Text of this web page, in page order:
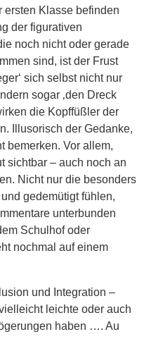
ersten Klasse befinden
der figurativen
noch nicht oder gerade
sind, ist der Frust
sich selbst nicht nur
sogar ‚den Dreck
die Kopffüßler der
Illusorisch der Gedanke,
bemerken. Vor allem,
sichtbar – auch noch an
Nicht nur die besonders
gedemütigt fühlen,
unterbunden
Schulhof oder
nochmal auf einem
und Integration –
leichte oder auch
haben …. Au